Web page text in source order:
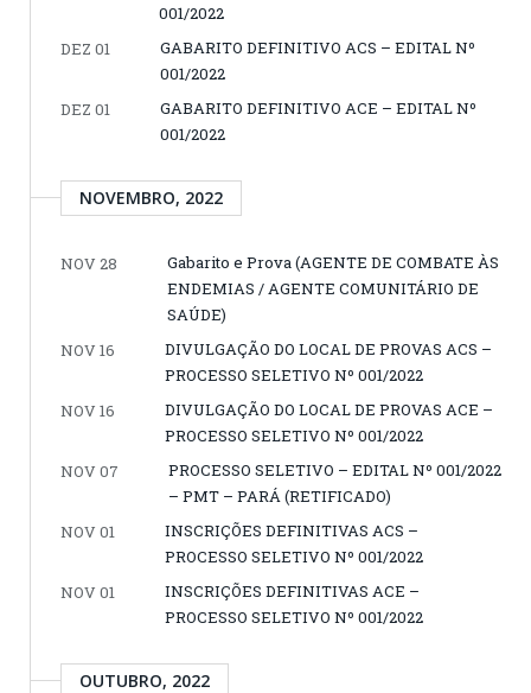
001/2022
DEZ 01
GABARITO DEFINITIVO ACS – EDITAL Nº
001/2022
DEZ 01
GABARITO DEFINITIVO ACE – EDITAL Nº
001/2022
NOVEMBRO, 2022
NOV 28
Gabarito e Prova (AGENTE DE COMBATE ÀS
ENDEMIAS / AGENTE COMUNITÁRIO DE
SAÚDE)
NOV 16
DIVULGAÇÃO DO LOCAL DE PROVAS ACS –
PROCESSO SELETIVO Nº 001/2022
NOV 16
DIVULGAÇÃO DO LOCAL DE PROVAS ACE –
PROCESSO SELETIVO Nº 001/2022
NOV 07
PROCESSO SELETIVO – EDITAL Nº 001/2022
– PMT – PARÁ (RETIFICADO)
NOV 01
INSCRIÇÕES DEFINITIVAS ACS –
PROCESSO SELETIVO Nº 001/2022
NOV 01
INSCRIÇÕES DEFINITIVAS ACE –
PROCESSO SELETIVO Nº 001/2022
OUTUBRO, 2022